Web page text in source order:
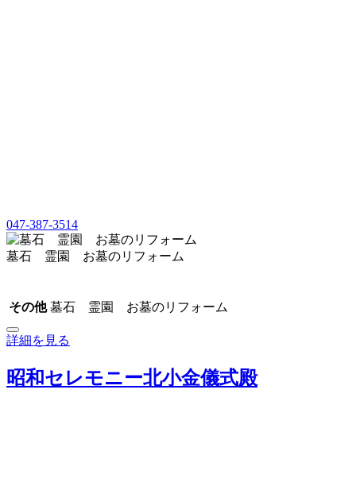
047-387-3514
墓石 霊園 お墓のリフォーム
その他 墓石 霊園 お墓のリフォーム
詳細を見る
昭和セレモニー北小金儀式殿